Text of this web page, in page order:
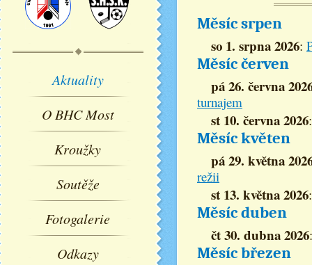
Aktuality
O BHC Most
Kroužky
Soutěže
Fotogalerie
Odkazy
Měsíc srpen
so 1. srpna 2026:
Měsíc červen
pá 26. června
turnajem
st 10. června 2026
Měsíc květen
pá 29. května
režii
st 13. května 2026
Měsíc duben
čt 30. dubna 2026
Měsíc březen